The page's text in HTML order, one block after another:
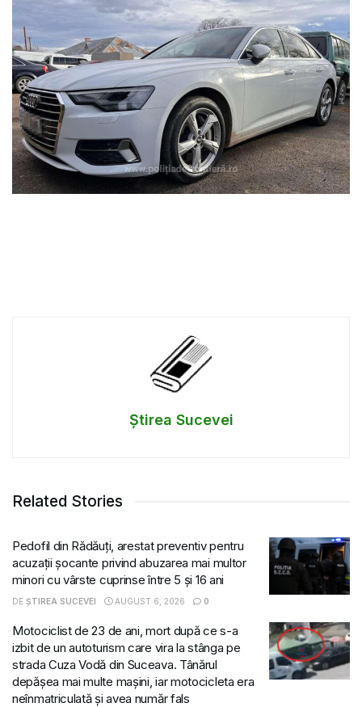
Știrea Sucevei
Related Stories
Pedofil din Rădăuți, arestat preventiv pentru
acuzații șocante privind abuzarea mai multor
minori cu vârste cuprinse între 5 și 16 ani
DE ȘTIREA SUCEVEI AUGUST 6, 2026 0
Motociclist de 23 de ani, mort după ce s-a
izbit de un autoturism care vira la stânga pe
strada Cuza Vodă din Suceava. Tânărul
depășea mai multe mașini, iar motocicleta era
neînmatriculată și avea număr fals